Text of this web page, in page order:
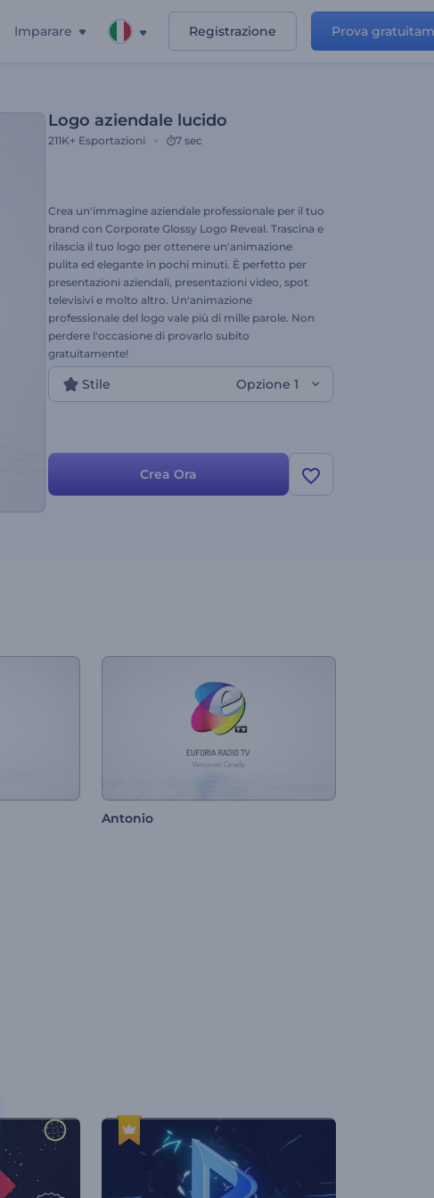
Imparare Registrazione Prova
Logo aziendale lucido
211K+ Esportazioni 7 sec
Crea un'immagine aziendale professionale per il tuo
brand con Corporate Glossy Logo Reveal. Trascina e
rilascia il tuo logo per ottenere un'animazione
pulita ed elegante in pochi minuti. È perfetto per
presentazioni aziendali, presentazioni video, spot
televisivi e molto altro. Un'animazione
professionale del logo vale più di mille parole. Non
perdere l'occasione di provarlo subito
gratuitamente!
Stile Opzione 1
Crea Ora
Antonio